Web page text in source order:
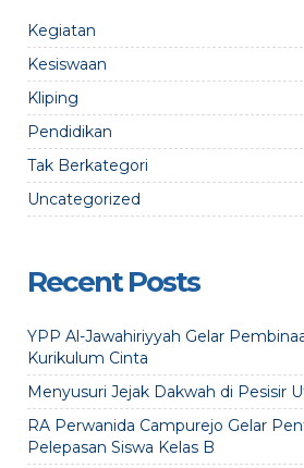
Kegiatan
Kesiswaan
Kliping
Pendidikan
Tak Berkategori
Uncategorized
Recent Posts
YPP Al-Jawahiriyyah Gelar
Kurikulum Cinta
Menyusuri Jejak Dakwah di Pesisir
RA Perwanida Campurejo Gelar
Pelepasan Siswa Kelas B